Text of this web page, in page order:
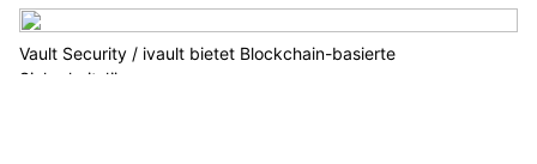
Vault Security / ivault bietet Blockchain-basierte
Sicherheitslösungen